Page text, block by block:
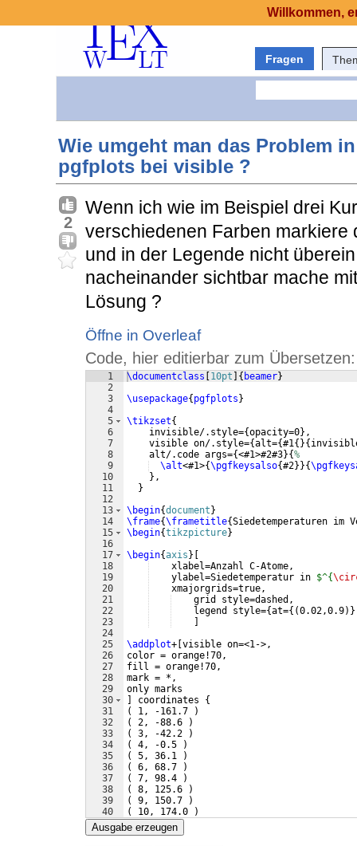
Fragen
Wie umgeht man das Problem
pgfplots bei visible ?
2
Wenn ich wie im Beispiel drei
verschiedenen Farben markiere
und in der Legende nicht
nacheinander sichtbar mache
Lösung ?
Öffne in Overleaf
Code, hier editierbar zum Übersetzen:
1
2
3
4
5
6
7
8
9
10
11
12
13
14
15
16
17
18
19
20
21
22
23
24
25
26
27
28
29
30
31
32
33
34
35
36
37
38
39
40
41
\documentclass 10pt { beamer}
\usepackage{ pgfplots }
\tikzset{
    invisible/.style=
{opacity=0} ,
    visible on/.style=
{alt={#1{ }{
    alt/.code args=
{<#1>#2#3}{%
\alt<#1>{\pgfkeysalso{#2}}{
} ,
}
\begin{document }
\frame{\frametitle{Siedetemperaturen im
\begin{tikzpicture}
\begin{axis }
    xlabel=Anzahl C-Atome,
    ylabel=Siedetemperatur in
$^{
    xmajorgrids=true,
    grid style=dashed,
    legend style=
{at={(0.02,0.9)}
\addplot+ visible on=<1->,
color = orange!70,
fill = orange!70,
mark = *,
only marks
coordinates {
(
1, -161.7
)
(
2, -88.6
)
(
3, -42.2
)
(
4, -0.5
)
(
5, 36.1
)
(
6, 68.7
)
(
7, 98.4
)
(
8, 125.6
)
(
9, 150.7
)
(
10, 174.0
)
};
Ausgabe erzeugen
Willkommen,